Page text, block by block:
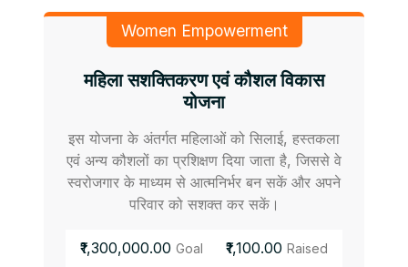
Women Empowerment
महिला सशक्तिकरण एवं कौशल विकास
योजना
इस योजना के अंतर्गत महिलाओं को सिलाई, हस्तकला
एवं अन्य कौशलों का प्रशिक्षण दिया जाता है, जिससे वे
स्वरोजगार के माध्यम से आत्मनिर्भर बन सकें और अपने
परिवार को सशक्त कर सकें।
₹1,300,000.00 Goal ₹1,100.00 Raised